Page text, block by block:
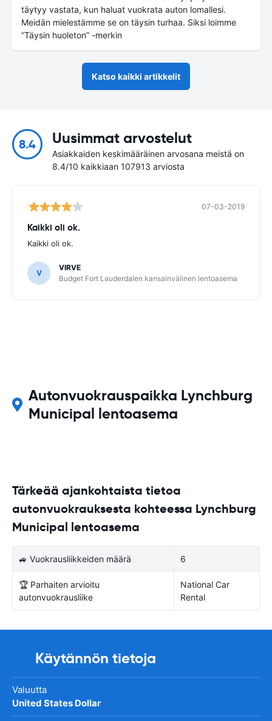
täytyy vastata, kun haluat vuokrata auton lomallesi.
Meidän mielestämme se on täysin turhaa. Siksi loimme
”Täysin huoleton” -merkin
Katso kaikki artikkelit
8.4 Uusimmat arvostelut
Asiakkaiden keskimääräinen arvosana meistä on
8.4/10 kaikkiaan 107913 arviosta
07-03-2019
Kaikki oli ok.
Kaikki oli ok.
V
VIRVE
Budget Fort Lauderdalen kansainvälinen lentoasema
Autonvuokrauspaikka Lynchburg
Municipal lentoasema
Tärkeää ajankohtaista tietoa
autonvuokrauksesta kohteessa Lynchburg
Municipal lentoasema
🚙 Vuokrausliikkeiden määrä 6
🏆 Parhaiten arvioitu
autonvuokrausliike
National Car
Rental
Käytännön tietoja
Valuutta
United States Dollar